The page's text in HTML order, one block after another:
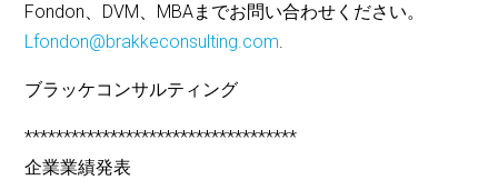
Fondon、DVM、MBAまでお問い合わせください。
Lfondon@brakkeconsulting.com.
ブラッケコンサルティング
***********************************
企業業績発表